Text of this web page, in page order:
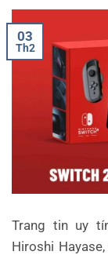
03
Th2
Trang tin uy
Hiroshi